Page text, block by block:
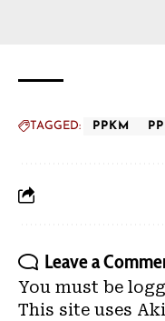
TAGGED: PPKM
Leave a
You must be
This site uses